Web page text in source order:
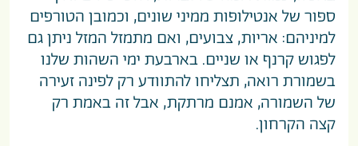
ספור של אנטילופות ממיני שונים, וכמובן הטורפים
למיניהם: אריות, צבועים, ואם מתמזל המזל ניתן גם
לפגוש קרנף או שניים. בארבעת ימי השהות שלנו
בשמורת רואה, תצליחו להתוודע רק לפינה זעירה
של השמורה, אמנם מרתקת, אבל זה באמת רק
קצה הקרחון.